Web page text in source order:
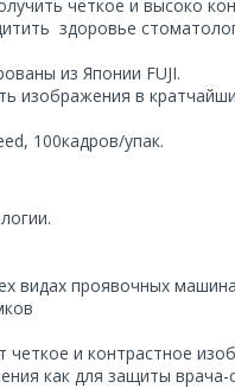
четкое и высоко
здоровье
из Японии FUJI.
изображения в
100кадров/упак.
видах проявочных
и контрастное
как для защиты